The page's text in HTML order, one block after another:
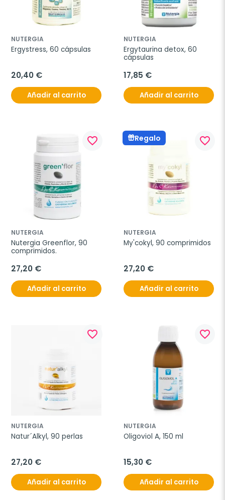
NUTERGIA
Ergystress, 60 cápsulas
20,40 €
Añadir al carrito
NUTERGIA
Ergytaurina detox, 60
cápsulas
17,85 €
Añadir al carrito
favorite_border
NUTERGIA
Nutergia Greenflor, 90
comprimidos.
27,20 €
Añadir al carrito
Regalo favorite_border
NUTERGIA
My'cokyl, 90 comprimidos
27,20 €
Añadir al carrito
favorite_border
NUTERGIA
Natur´Alkyl, 90 perlas
27,20 €
Añadir al carrito
favorite_border
NUTERGIA
Oligoviol A, 150 ml
15,30 €
Añadir al carrito